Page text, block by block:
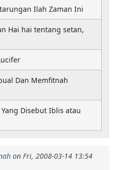
on Fri, 2008-03-14 13:54
Ilah Zaman Ini
Hai hai tentang setan,
Dan Memfitnah
Disebut Iblis atau